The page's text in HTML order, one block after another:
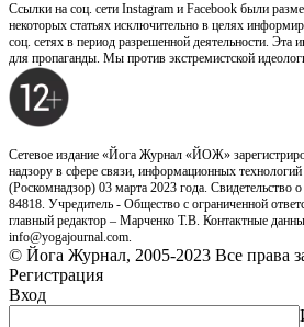
Ссылки на соц. сети Instagram и Facebook были
некоторых статьях исключительно в целях
соц. сетях в период разрешенной деятельности. Эта
для пропаганды. Мы против экстремистской
Сетевое издание «Йога Журнал «ЙОЖ»
надзору в сфере связи, информационных
(Роскомнадзор) 03 марта 2023 года.
84818. Учредитель - Общество с ограниченной
главный редактор – Марченко Т.В. Контактные
info@yogajournal.com.
© Йога Журнал, 2005-2023 Все права
Регистрация
Вход